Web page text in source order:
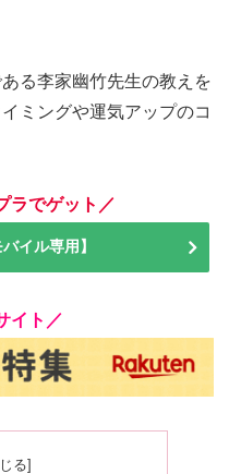
る李家幽竹先生の教えを
ミングや運気アップのコ
ラでゲット／
イル専用】
イト／